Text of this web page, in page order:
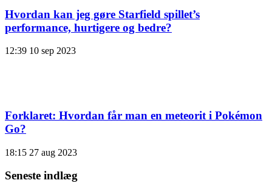
Hvordan kan jeg gøre Starfield spillet’s
performance, hurtigere og bedre?
12:39 10 sep 2023
Forklaret: Hvordan får man en meteorit i Pokémon
Go?
18:15 27 aug 2023
Seneste indlæg